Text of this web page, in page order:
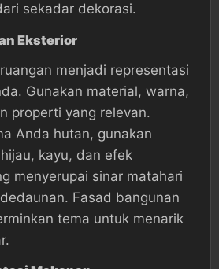
sekadar dekorasi.
Eksterior
menjadi representasi
Gunakan material, warna,
properti yang relevan.
Anda hutan, gunakan
kayu, dan efek
menyerupai sinar matahari
Fasad bangunan
tema untuk menarik